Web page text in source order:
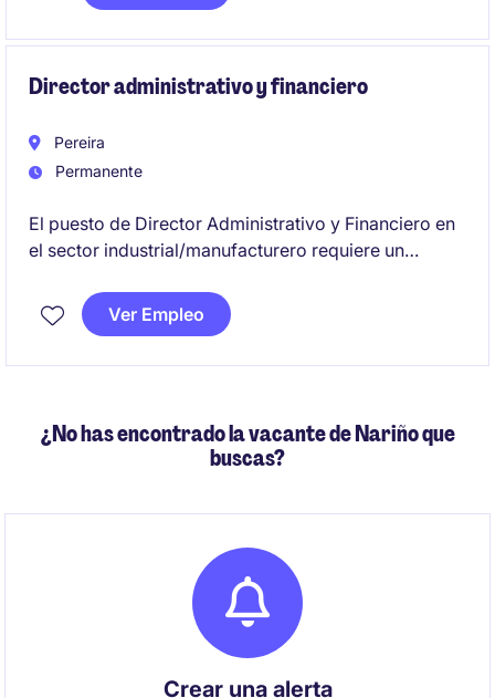
Director administrativo y financiero
Pereira
Permanente
El puesto de Director Administrativo y Financiero en
el sector industrial/manufacturero requiere un
administrativas y financieras de una empresa en
Pereira. Se busca un/a profesional con experiencia
Ver Empleo
¿No has encontrado la vacante de Nariño que
buscas?
Crear una alerta